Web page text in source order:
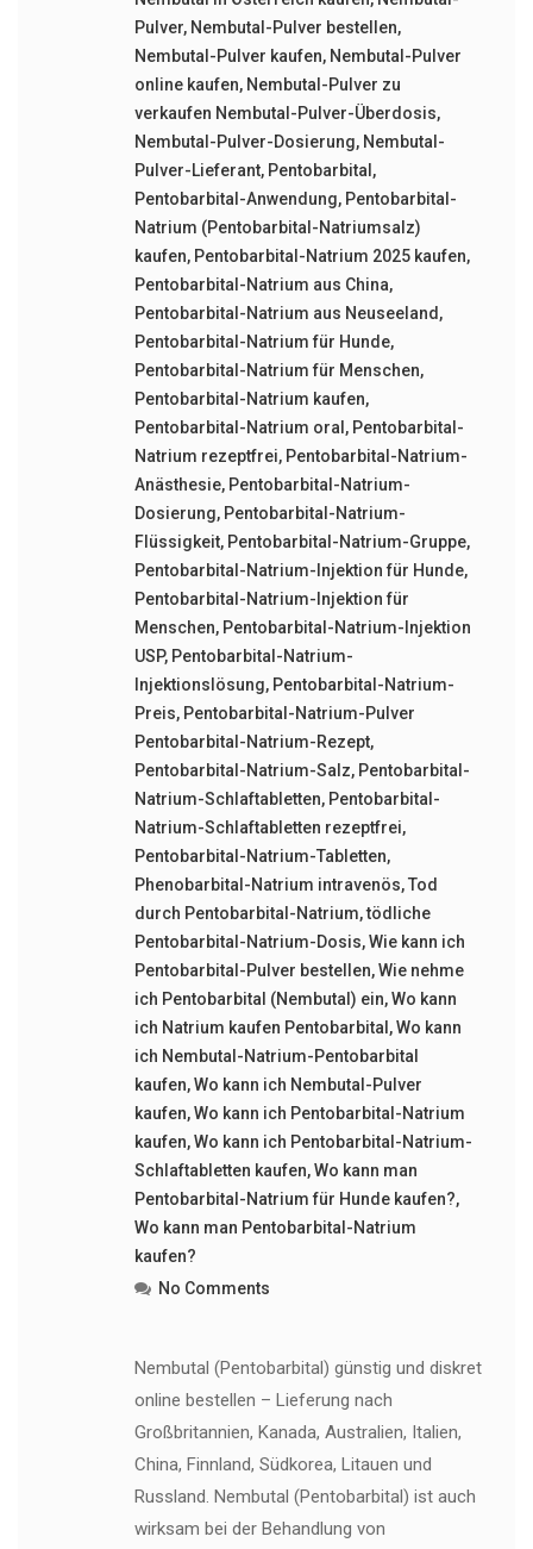
Pulver, Nembutal-Pulver bestellen,
Nembutal-Pulver kaufen, Nembutal-Pulver
online kaufen, Nembutal-Pulver zu
verkaufen Nembutal-Pulver-Überdosis,
Nembutal-Pulver-Dosierung, Nembutal-
Pulver-Lieferant, Pentobarbital ,
Pentobarbital-Anwendung, Pentobarbital-
Natrium (Pentobarbital-Natriumsalz)
kaufen, Pentobarbital-Natrium 2025 kaufen,
Pentobarbital-Natrium aus China,
Pentobarbital-Natrium aus Neuseeland ,
Pentobarbital-Natrium für Hunde,
Pentobarbital-Natrium für Menschen,
Pentobarbital-Natrium kaufen,
Pentobarbital-Natrium oral , Pentobarbital-
Natrium rezeptfrei, Pentobarbital-Natrium-
Anästhesie, Pentobarbital-Natrium-
Dosierung, Pentobarbital-Natrium-
Flüssigkeit, Pentobarbital-Natrium-Gruppe,
Pentobarbital-Natrium-Injektion für Hunde,
Pentobarbital-Natrium-Injektion für
Menschen, Pentobarbital-Natrium-Injektion
USP, Pentobarbital-Natrium-
Injektionslösung, Pentobarbital-Natrium-
Preis, Pentobarbital-Natrium-Pulver
Pentobarbital-Natrium-Rezept,
Pentobarbital-Natrium-Salz, Pentobarbital-
Natrium-Schlaftabletten, Pentobarbital-
Natrium-Schlaftabletten rezeptfrei,
Pentobarbital-Natrium-Tabletten,
Phenobarbital-Natrium intravenös,Tod
durch Pentobarbital-Natrium,tödliche
Pentobarbital-Natrium-Dosis,Wie kann ich
Pentobarbital-Pulver bestellen,Wie nehme
ich Pentobarbital (Nembutal) ein,Wo kann
ich Natrium kaufen Pentobarbital ,Wo kann
ich Nembutal-Natrium-Pentobarbital
kaufen,Wo kann ich Nembutal-Pulver
kaufen,Wo kann ich Pentobarbital-Natrium
kaufen,Wo kann ich Pentobarbital-Natrium-
Schlaftabletten kaufen,Wo kann man
Pentobarbital-Natrium für Hunde kaufen?,
Wo kann man Pentobarbital-Natrium
kaufen?
No Comments
Nembutal (Pentobarbital) günstig und diskret
online bestellen – Lieferung nach
Großbritannien, Kanada, Australien, Italien,
China, Finnland, Südkorea, Litauen und
Russland. Nembutal (Pentobarbital) ist auch
wirksam bei der Behandlung von